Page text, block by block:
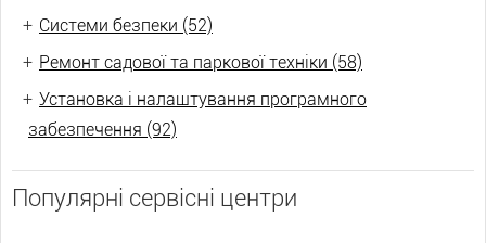
+ Системи безпеки (52)
+ Ремонт садової та паркової техніки (58)
+ Установка і налаштування програмного
забезпечення (92)
Популярні сервісні центри